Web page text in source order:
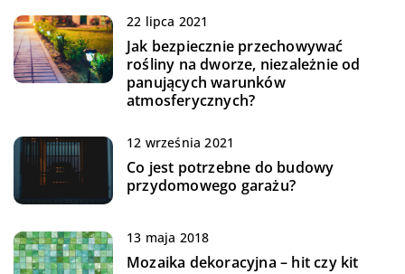
22 lipca 2021
Jak bezpiecznie przechowywać
rośliny na dworze, niezależnie od
panujących warunków
atmosferycznych?
12 września 2021
Co jest potrzebne do budowy
przydomowego garażu?
13 maja 2018
Mozaika dekoracyjna – hit czy kit